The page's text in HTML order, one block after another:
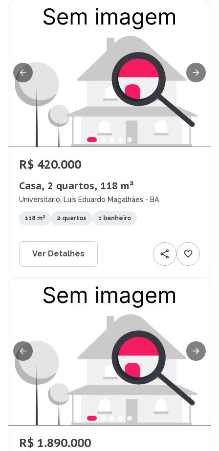
R$ 420.000
Casa, 2 quartos, 118 m²
Universitário, Luís Eduardo Magalhães - BA
118 m² 2 quartos 1 banheiro
Ver Detalhes
R$ 1.890.000